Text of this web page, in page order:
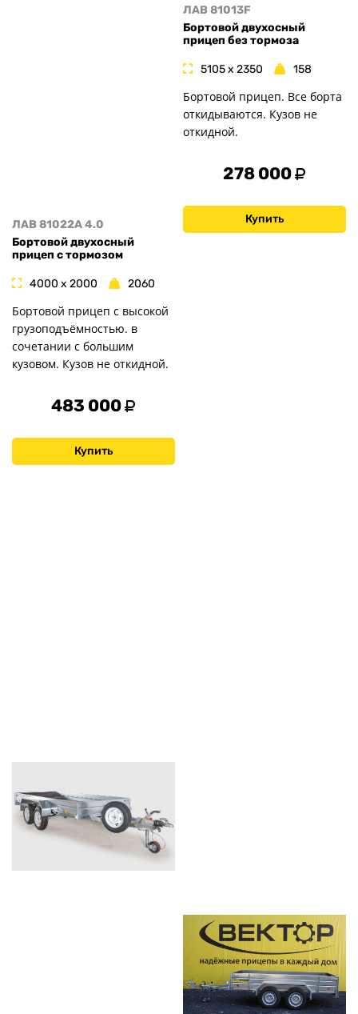
ЛАВ 81022A 4.0
Бортовой двухосный
прицеп с тормозом
4000 x 2000 2060
Бортовой прицеп с высокой
грузоподъёмностью. в
сочетании с большим
кузовом. Кузов не откидной.
483 000
Купить
ЛАВ 81013F
Бортовой двухосный
прицеп без тормоза
5105 x 2350 158
Бортовой прицеп. Все борта
откидываются. Кузов не
откидной.
278 000
Купить